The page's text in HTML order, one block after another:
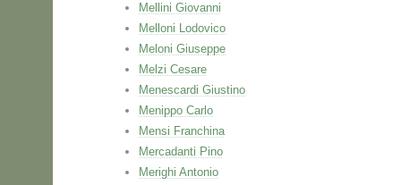
Mellini Giovanni
Melloni Lodovico
Meloni Giuseppe
Melzi Cesare
Menescardi Giustino
Menippo Carlo
Mensi Franchina
Mercadanti Pino
Merighi Antonio